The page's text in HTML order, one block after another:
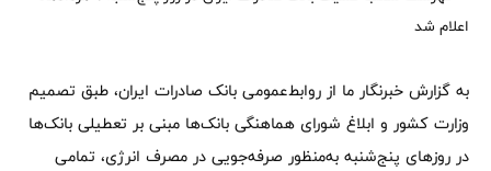
به گزارش خبرنگار ما از روابط‌عمومی بانک صادرات ایران، طبق تصمیم
وزارت کشور و ابلاغ شورای هماهنگی بانک‌ها مبنی بر تعطیلی بانک‌ها
در روزهای پنج‌شنبه به‌منظور صرفه‌جویی در مصرف انرژی، تمامی